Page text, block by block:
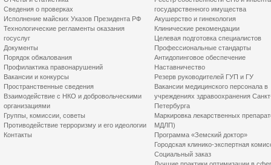
Сведения о проверках
Исполнение майских Указов Президента РФ
Технологические регламенты оказания
госуслуг
Документы
Порядок обжалования
Профилактика правонарушений
Вакансии и конкурсы
Пространственные сведения
Взаимодействие с НКО и добровольческими
организациями
Группы, комиссии, советы
Противодействие терроризму и его идеологии
Контакты
государственного имущества
Акушерство и гинекология
Клинические рекомендации
Целевая подготовка специалистов
Профессиональные стандарты
Антидопинговое обеспечение
Наставничество
Резерв руководителей ГУП и ГУ
Вакансии медицинского персонала в
учреждениях здравоохранения
Петербурга
Маркировка лекарственных
МДЛП)
Программа «Земский доктор»
Городская клинико-экспертная
Социальный заказ